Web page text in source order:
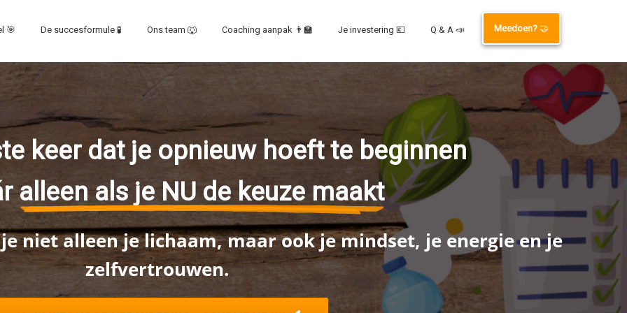
🎯 De succesformule 🧪 Ons team 🐺 Coaching aanpak 👨‍🏫 Je investering 💶 Q & A 📣 Meedoen? 🤝
keer dat je opnieuw hoeft te beginnen
alleen als je NU de keuze maakt
niet alleen je lichaam, maar ook je mindset, je energie en je
zelfvertrouwen.